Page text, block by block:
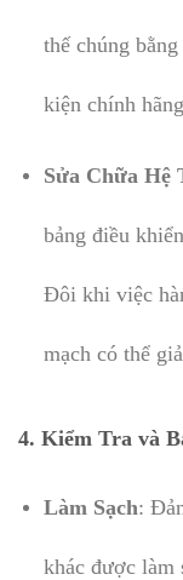
thế chúng
kiện chính
Sửa Chữa Hệ
bảng điều
Đôi khi việc
mạch có thể
4. Kiểm Tra và
Làm Sạch:
khác được làm